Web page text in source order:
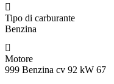
Tipo di carburante
Benzina
Motore
999 Benzina cv 92 kW 67